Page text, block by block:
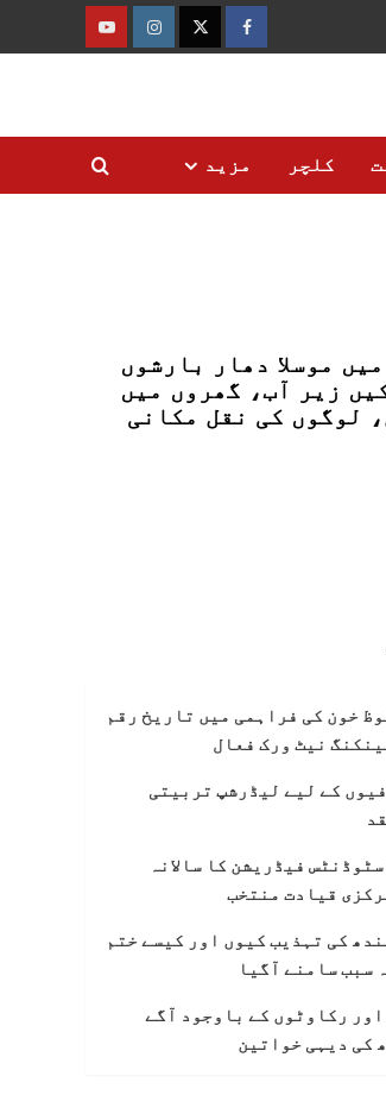
فیس
ٹوئٹرانسٹاگرام
یوٹیوب
کلچر مزید
موسلا دھار بارشوں
زیر آب، گھروں میں
لوگوں کی نقل مکانی
خون کی فراہمی میں تاریخ رقم
نیٹ ورک فعال
کے لیے لیڈرشپ تربیتی
فیڈریشن کا سالانہ
قیادت منتخب
کی تہذیب کیوں اور کیسے ختم
سبب سامنے آگیا
اور رکاوٹوں کے باوجود آگے
کی دیہی خواتین